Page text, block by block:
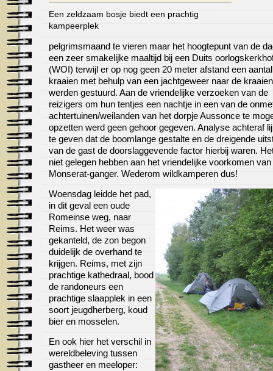
Een zeldzaam bosje biedt een prachtig
kampeerplek
pelgrimsmaand te vieren maar het hoogtepunt van de
een zeer smakelijke maaltijd bij een Duits
(WOI) terwijl er op nog geen 20 meter afstand een aantal
kraaien met behulp van een jachtgeweer naar de
werden gestuurd. Aan de vriendelijke verzoeken van de
reizigers om hun tentjes een nachtje in een van de
achtertuinen/weilanden van het dorpje Aussonce te
opzetten werd geen gehoor gegeven. Analyse achteraf
te geven dat de boomlange gestalte en de dreigende
van de gast de doorslaggevende factor hierbij waren.
niet gelegen hebben aan het vriendelijke voorkomen van
Monserat-ganger. Wederom wildkamperen dus!
Woensdag leidde het pad,
in dit geval een oude
Romeinse weg, naar
Reims. Het weer was
gekanteld, de zon begon
duidelijk de overhand te
krijgen. Reims, met zijn
prachtige kathedraal, bood
de randoneurs een
prachtige slaapplek in een
soort jeugdherberg, koud
bier en mosselen.
En ook hier het verschil in
wereldbeleving tussen
gastheer en meeloper: